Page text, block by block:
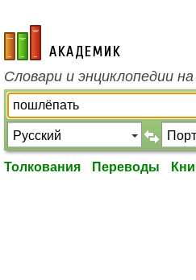
academic.ru
Словари и энциклопедии
Толкования Переводы